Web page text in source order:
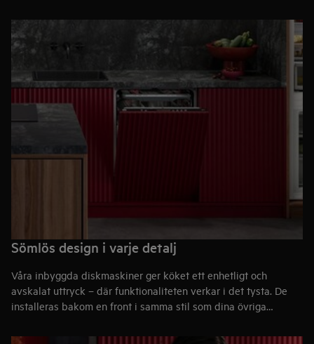
Sömlös design i varje detalj
Våra inbyggda diskmaskiner ger köket ett enhetligt och
avskalat uttryck – där funktionaliteten verkar i det tysta. De
installeras bakom en front i samma stil som dina övriga
kombinera praktiska lösningar med en genomtänkt och sömlös